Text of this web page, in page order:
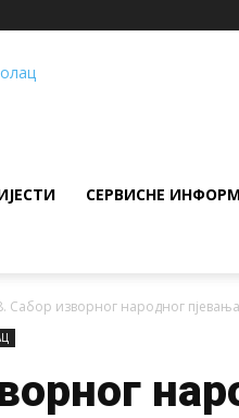
СЕРВИСНЕ
Сабор изворног народног пјевања